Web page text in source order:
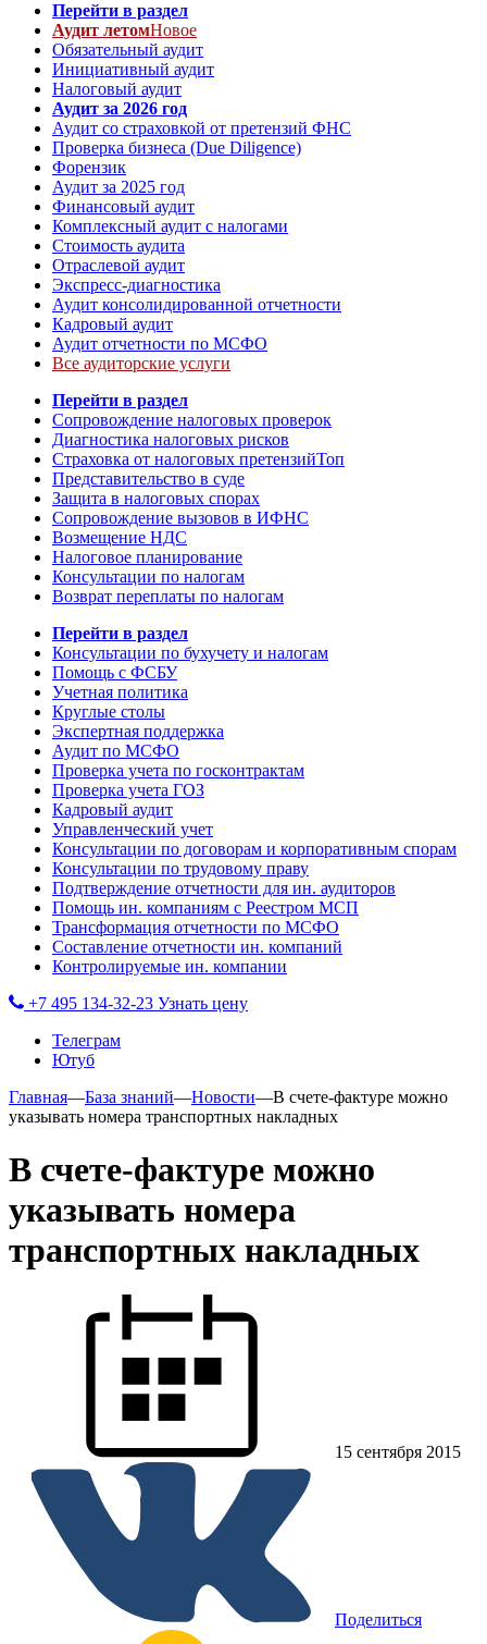
Перейти в раздел
Аудит летомНовое
Обязательный аудит
Инициативный аудит
Налоговый аудит
Аудит за 2026 год
Аудит со страховкой от претензий ФНС
Проверка бизнеса (Due Diligence)
Форензик
Аудит за 2025 год
Финансовый аудит
Комплексный аудит с налогами
Стоимость аудита
Отраслевой аудит
Экспресс-диагностика
Аудит консолидированной отчетности
Кадровый аудит
Аудит отчетности по МСФО
Все аудиторские услуги
Перейти в раздел
Сопровождение налоговых проверок
Диагностика налоговых рисков
Страховка от налоговых претензийТоп
Представительство в суде
Защита в налоговых спорах
Сопровождение вызовов в ИФНС
Возмещение НДС
Налоговое планирование
Консультации по налогам
Возврат переплаты по налогам
Перейти в раздел
Консультации по бухучету и налогам
Помощь с ФСБУ
Учетная политика
Круглые столы
Экспертная поддержка
Аудит по МСФО
Проверка учета по госконтрактам
Проверка учета ГОЗ
Кадровый аудит
Управленческий учет
Консультации по договорам и корпоративным спорам
Консультации по трудовому праву
Подтверждение отчетности для ин. аудиторов
Помощь ин. компаниям с Реестром МСП
Трансформация отчетности по МСФО
Составление отчетности ин. компаний
Контролируемые ин. компании
+7 495 134-32-23 Узнать цену
Телеграм
Ютуб
Главная—База знаний—Новости—В счете-фактуре можно
указывать номера транспортных накладных
В счете-фактуре можно
указывать номера
транспортных накладных
15 сентября 2015
Поделиться